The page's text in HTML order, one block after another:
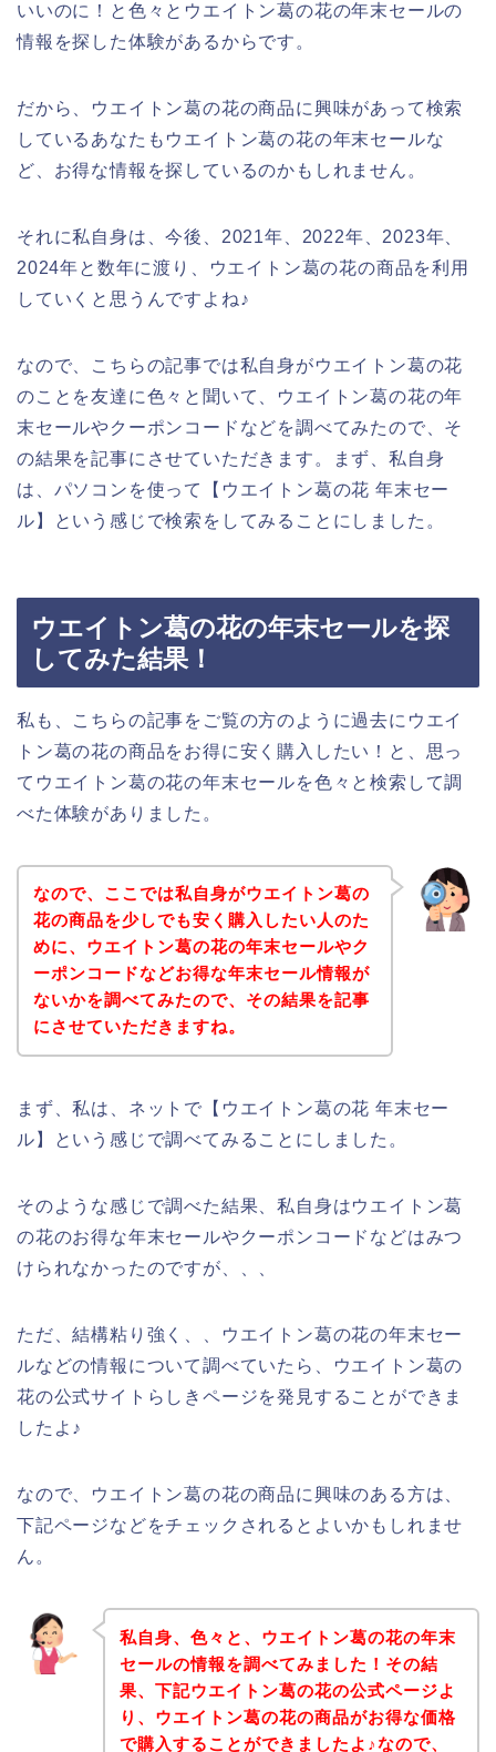
いいのに！と色々とウエイトン葛の花の年末セールの
情報を探した体験があるからです。
だから、ウエイトン葛の花の商品に興味があって検索
しているあなたもウエイトン葛の花の年末セールな
ど、お得な情報を探しているのかもしれません。
それに私自身は、今後、2021年、2022年、2023年、
2024年と数年に渡り、ウエイトン葛の花の商品を利用
していくと思うんですよね♪
なので、こちらの記事では私自身がウエイトン葛の花
のことを友達に色々と聞いて、ウエイトン葛の花の年
末セールやクーポンコードなどを調べてみたので、そ
の結果を記事にさせていただきます。まず、私自身
は、パソコンを使って【ウエイトン葛の花 年末セー
ル】という感じで検索をしてみることにしました。
ウエイトン葛の花の年末セールを探
してみた結果！
私も、こちらの記事をご覧の方のように過去にウエイ
トン葛の花の商品をお得に安く購入したい！と、思っ
てウエイトン葛の花の年末セールを色々と検索して調
べた体験がありました。
なので、ここでは私自身がウエイトン葛の
花の商品を少しでも安く購入したい人のた
めに、ウエイトン葛の花の年末セールやク
ーポンコードなどお得な年末セール情報が
ないかを調べてみたので、その結果を記事
にさせていただきますね。
まず、私は、ネットで【ウエイトン葛の花 年末セー
ル】という感じで調べてみることにしました。
そのような感じで調べた結果、私自身はウエイトン葛
の花のお得な年末セールやクーポンコードなどはみつ
けられなかったのですが、、、
ただ、結構粘り強く、、ウエイトン葛の花の年末セー
ルなどの情報について調べていたら、ウエイトン葛の
花の公式サイトらしきページを発見することができま
したよ♪
なので、ウエイトン葛の花の商品に興味のある方は、
下記ページなどをチェックされるとよいかもしれませ
ん。
私自身、色々と、ウエイトン葛の花の年末
セールの情報を調べてみました！その結
果、下記ウエイトン葛の花の公式ページよ
り、ウエイトン葛の花の商品がお得な価格
で購入することができましたよ♪なので、